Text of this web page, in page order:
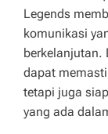
Legends
komunikasi
berkelanjutan.
dapat
tetapi juga
yang ada